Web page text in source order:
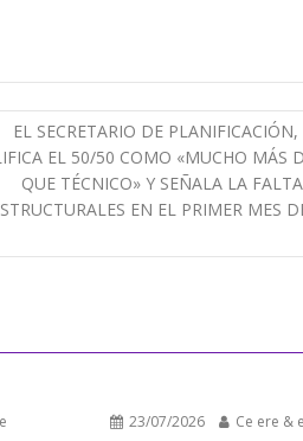
EL SECRETARIO DE PLANIFICACIÓN,
EL 50/50 COMO «MUCHO MÁS
QUE TÉCNICO» Y SEÑALA LA
EN EL PRIMER MES
23/07/2026 Ce ere &